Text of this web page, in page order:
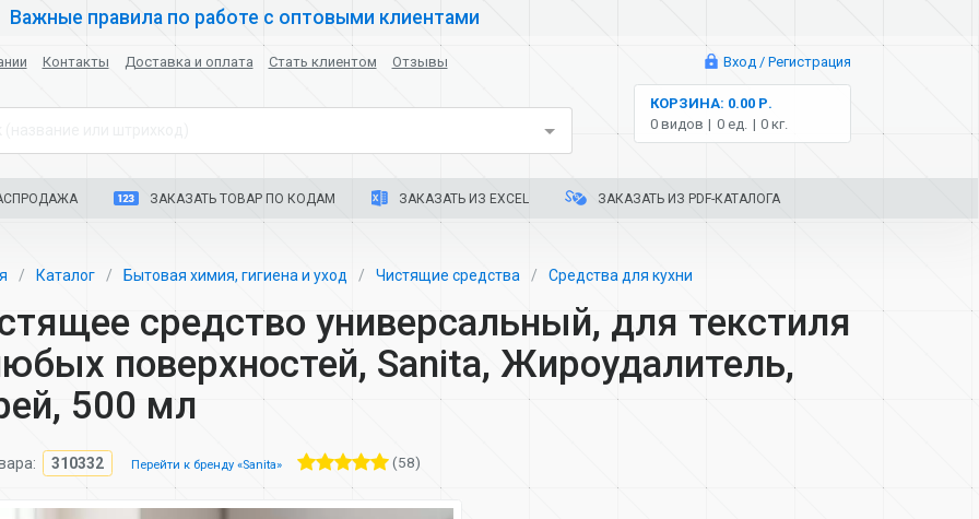
Важные правила по работе с оптовыми клиентами
Контакты Доставка и оплата Стать клиентом Отзывы Вход / Регистрация
КОРЗИНА: 0.00 Р.
0 видов
0 ед. 0 кг.
ЗАКАЗАТЬ ТОВАР ПО КОДАМ ЗАКАЗАТЬ ИЗ EXCEL ЗАКАЗАТЬ ИЗ PDF-КАТАЛОГА
Каталог Бытовая химия, гигиена и уход Чистящие средства Средства для кухни
средство универсальный, для текстиля
поверхностей, Sanita, Жироудалитель,
500 мл
310332 Перейти к бренду «Sanita» (58)